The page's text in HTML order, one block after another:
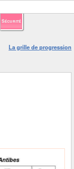
Sécurité
La grille de progression